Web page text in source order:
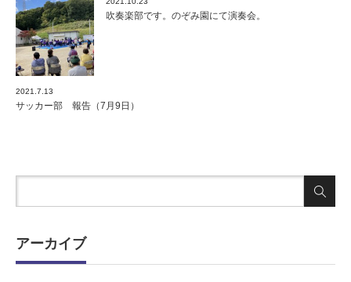
吹奏楽部です。のぞみ園にて演奏会。
2021.7.13
サッカー部 報告（7月9日）
アーカイブ